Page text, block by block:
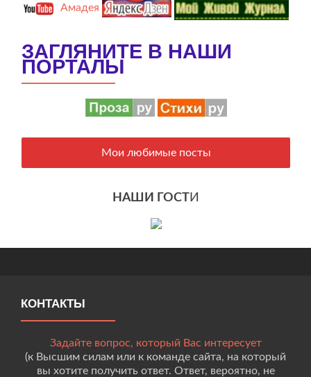
Амадея
ЗАГЛЯНИТЕ В НАШИ
ПОРТАЛЫ
Мои любимые посты
НАШИ ГОСТИ
КОНТАКТЫ
Задайте вопрос, который Вас интересует
(к Высшим силам или к команде сайта, на который
вы хотите получить ответ. Ответ, вероятно, не